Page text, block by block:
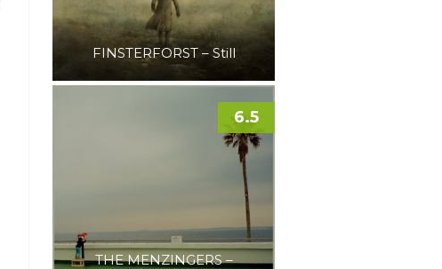
FINSTERFORST – Still
THE MENZINGERS –
6.5